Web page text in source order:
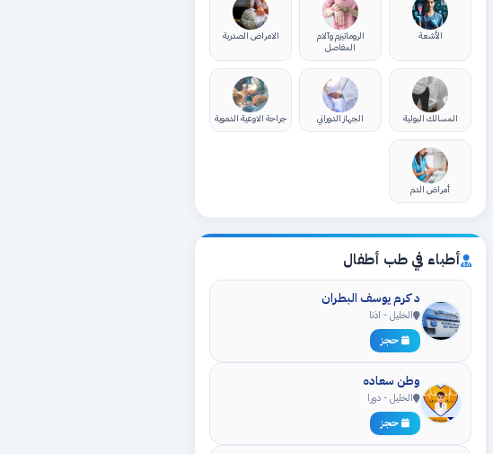
الأشعة
الروماتيزم وآلام
المفاصل
الامراض الصدرية
المسالك البولية الجهاز الدوراني جراحة الاوعية الدموية
أمراض الدم
أطباء في طب أطفال
د كرم يوسف البطران
الخليل - اذنا
حجز
وطن سعاده
الخليل - دورا
حجز